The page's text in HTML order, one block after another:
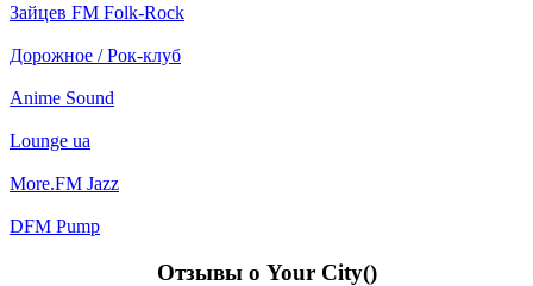
Зайцев FM Folk-Rock
Дорожное / Рок-клуб
Anime Sound
Lounge ua
More.FM Jazz
DFM Pump
Отзывы о Your City()